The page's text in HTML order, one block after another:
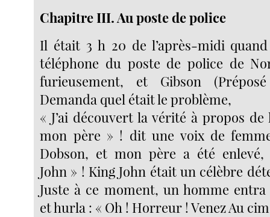
Chapitre III. Au poste de police
Il était 3 h 20 de l’après-midi
téléphone du poste de police de
furieusement, et Gibson
Demanda quel était le problème,
« J’ai découvert la vérité à propos
mon père » ! dit une voix de
Dobson, et mon père a été enlevé,
John » ! King John était un célèbre
Juste à ce moment, un homme
et hurla : « Oh ! Horreur ! Venez Au